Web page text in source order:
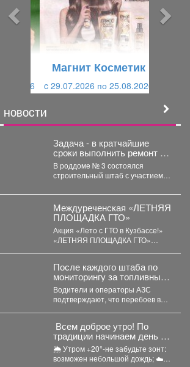
Магнит Косметик
c 29.07.2026 по 25.08.2026
НОВОСТИ
Задача - в кратчайшие
сроки выполнить ремонт и
создать комфортные и
безопасные условия для
будущих мам и
новорождённых.
В роддоме № 3 состоялся
строительный штаб с участием
здравоохранения Кузбасса,
руководства...
Междуреченская «ЛЕТНЯЯ
ПЛОЩАДКА ГТО»
Акция «Лето с ГТО в Кузбассе!»
«ЛЕТНЯЯ ПЛОЩАДКА ГТО»
После каждого штаба по
мониторингу за топливным
рынком я на местах
проверяю, соответствует
ли озвученная информация
действительности.
Водители и операторы АЗС
подтверждают, что перебоев в
Всем доброе утро! По
традиции начинаем день с
прогноза погоды и щепотки
народной мудрости
🌦 Утром +20°-не забудьте зонт:
возможен небольшой дождь; ☁️